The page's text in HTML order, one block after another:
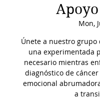
Mon,
Únete a nuestro
una experimentada
necesario mientras
diagnóstico de
emocional
a